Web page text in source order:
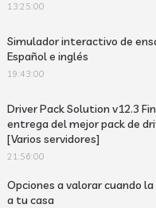
13:25:00
Simulador interactivo de
Español e inglés
19:43:00
Driver Pack Solution v12.3
entrega del mejor pack de
[Varios servidores]
21:56:00
Opciones a valorar cuando
a tu casa